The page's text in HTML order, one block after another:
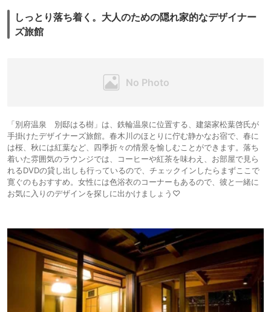
しっとり落ち着く。大人のための隠れ家的なデザイナー
ズ旅館
「別府温泉 別邸はる樹」は、鉄輪温泉に位置する、建築家松葉啓氏が
手掛けたデザイナーズ旅館。春木川のほとりに佇む静かなお宿で、春に
は桜、秋には紅葉など、四季折々の情景を愉しむことができます。落ち
着いた雰囲気のラウンジでは、コーヒーや紅茶を味わえ、お部屋で見ら
れるDVDの貸し出しも行っているので、チェックインしたらまずここで
寛ぐのもおすすめ。女性には色浴衣のコーナーもあるので、彼と一緒に
お気に入りのデザインを探しに出かけましょう♡